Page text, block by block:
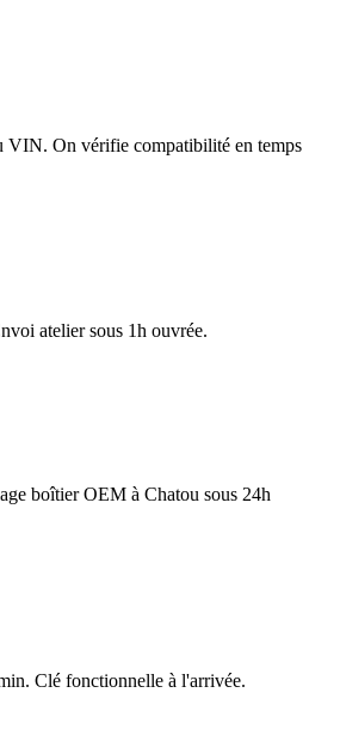
VIN. On vérifie compatibilité en temps
atelier sous 1h ouvrée.
boîtier OEM à Chatou sous 24h
Clé fonctionnelle à l'arrivée.